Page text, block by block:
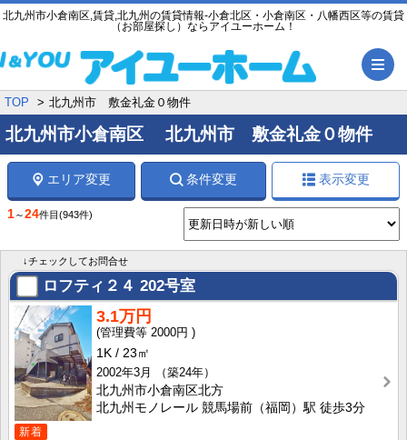
北九州市小倉南区,賃貸,北九州の賃貸情報-小倉北区・小倉南区・八幡西区等の賃貸
（お部屋探し）ならアイユーホーム！
TOP 北九州市 敷金礼金０物件
北九州市小倉南区 北九州市 敷金礼金０物件
エリア変更 条件変更 表示変更
1～24件目 (943件)
↓チェックしてお問合せ
ロフティ２４ 202号室
新着
3.1万円
2000円
1K
23㎡
2002年3月
（築24年）
北九州市小倉南区北方
北九州モノレール 競馬場前（福岡）駅 徒歩3分